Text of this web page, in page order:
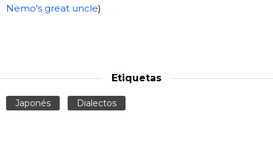
Nemo's great uncle)
Etiquetas
Japonés Dialectos